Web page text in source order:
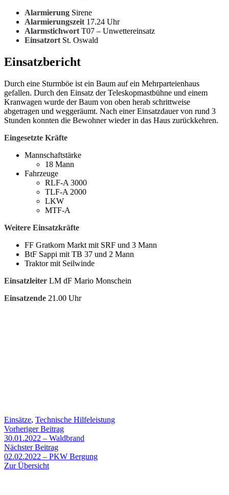
Alarmierung Sirene
Alarmierungszeit 17.24 Uhr
Alarmstichwort T07 – Unwettereinsatz
Einsatzort St. Oswald
Einsatzbericht
Durch eine Sturmböe ist ein Baum auf ein Mehrparteienhaus
gefallen. Durch den Einsatz der Teleskopmastbühne und einem
Kranwagen wurde der Baum von oben herab schrittweise
abgetragen und weggeräumt. Nach einer Einsatzdauer von rund 3
Stunden konnten die Bewohner wieder in das Haus zurückkehren.
Eingesetzte Kräfte
Mannschaftstärke
18 Mann
Fahrzeuge
RLF-A 3000
TLF-A 2000
LKW
MTF-A
Weitere Einsatzkräfte
FF Gratkorn Markt mit SRF und 3 Mann
BtF Sappi mit TB 37 und 2 Mann
Traktor mit Seilwinde
Einsatzleiter LM dF Mario Monschein
Einsatzende 21.00 Uhr
Einsätze, Technische Hilfeleistung
Beitragsnavigation
Vorheriger BeitragVorheriger
Beitrag:
30.01.2022 – Waldbrand
Nächster BeitragNächster
Beitrag:
02.02.2022 – PKW Bergung
Zur Übersicht